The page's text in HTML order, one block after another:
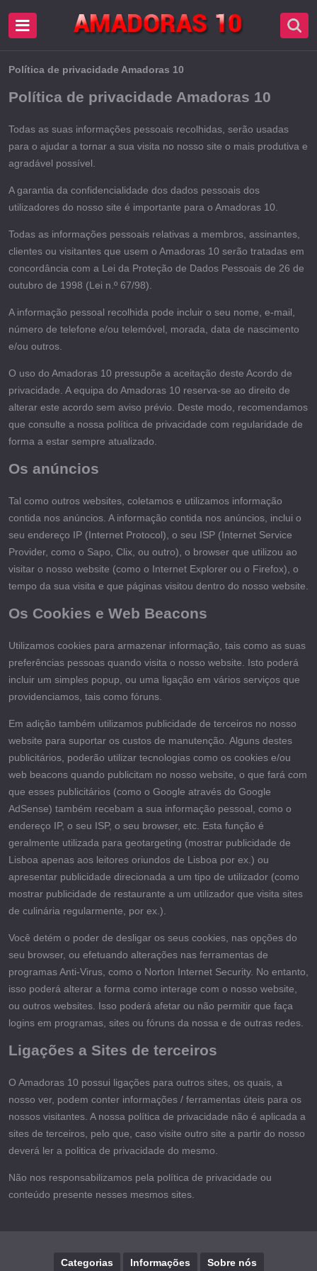
Política de privacidade Amadoras 10
Política de privacidade Amadoras 10
Todas as suas informações pessoais recolhidas, serão usadas
para o ajudar a tornar a sua visita no nosso site o mais produtiva e
agradável possível.
A garantia da confidencialidade dos dados pessoais dos
utilizadores do nosso site é importante para o Amadoras 10.
Todas as informações pessoais relativas a membros, assinantes,
clientes ou visitantes que usem o Amadoras 10 serão tratadas em
concordância com a Lei da Proteção de Dados Pessoais de 26 de
outubro de 1998 (Lei n.º 67/98).
A informação pessoal recolhida pode incluir o seu nome, e-mail,
número de telefone e/ou telemóvel, morada, data de nascimento
e/ou outros.
O uso do Amadoras 10 pressupõe a aceitação deste Acordo de
privacidade. A equipa do Amadoras 10 reserva-se ao direito de
alterar este acordo sem aviso prévio. Deste modo, recomendamos
que consulte a nossa política de privacidade com regularidade de
forma a estar sempre atualizado.
Os anúncios
Tal como outros websites, coletamos e utilizamos informação
contida nos anúncios. A informação contida nos anúncios, inclui o
seu endereço IP (Internet Protocol), o seu ISP (Internet Service
Provider, como o Sapo, Clix, ou outro), o browser que utilizou ao
visitar o nosso website (como o Internet Explorer ou o Firefox), o
tempo da sua visita e que páginas visitou dentro do nosso website.
Os Cookies e Web Beacons
Utilizamos cookies para armazenar informação, tais como as suas
preferências pessoas quando visita o nosso website. Isto poderá
incluir um simples popup, ou uma ligação em vários serviços que
providenciamos, tais como fóruns.
Em adição também utilizamos publicidade de terceiros no nosso
website para suportar os custos de manutenção. Alguns destes
publicitários, poderão utilizar tecnologias como os cookies e/ou
web beacons quando publicitam no nosso website, o que fará com
que esses publicitários (como o Google através do Google
AdSense) também recebam a sua informação pessoal, como o
endereço IP, o seu ISP, o seu browser, etc. Esta função é
geralmente utilizada para geotargeting (mostrar publicidade de
Lisboa apenas aos leitores oriundos de Lisboa por ex.) ou
apresentar publicidade direcionada a um tipo de utilizador (como
mostrar publicidade de restaurante a um utilizador que visita sites
de culinária regularmente, por ex.).
Você detém o poder de desligar os seus cookies, nas opções do
seu browser, ou efetuando alterações nas ferramentas de
programas Anti-Virus, como o Norton Internet Security. No entanto,
isso poderá alterar a forma como interage com o nosso website,
ou outros websites. Isso poderá afetar ou não permitir que faça
logins em programas, sites ou fóruns da nossa e de outras redes.
Ligações a Sites de terceiros
O Amadoras 10 possui ligações para outros sites, os quais, a
nosso ver, podem conter informações / ferramentas úteis para os
nossos visitantes. A nossa política de privacidade não é aplicada a
sites de terceiros, pelo que, caso visite outro site a partir do nosso
deverá ler a politica de privacidade do mesmo.
Não nos responsabilizamos pela política de privacidade ou
conteúdo presente nesses mesmos sites.
Categorias Informações Sobre nós